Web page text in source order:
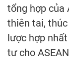
tổng hợp của
thiên tai,
lược hợp
tư cho